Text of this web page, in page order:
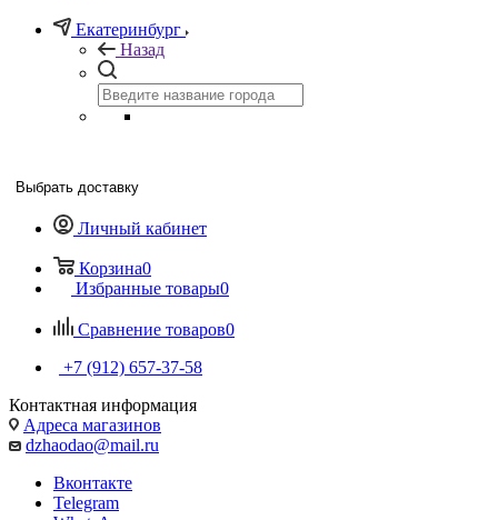
Екатеринбург
Назад
Выбрать доставку
Личный кабинет
Корзина0
Избранные товары0
Сравнение товаров0
+7 (912) 657-37-58
Контактная информация
Адреса магазинов
dzhaodao@mail.ru
Вконтакте
Telegram